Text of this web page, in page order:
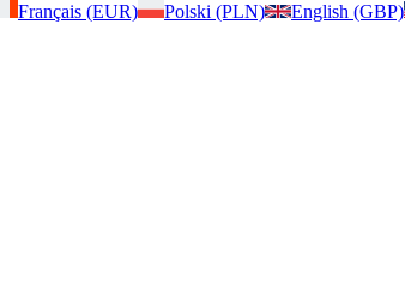
Français (EUR) Polski (PLN) English (GBP)